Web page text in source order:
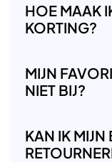
HOE MAAK
KORTING?
MIJN
NIET BIJ?
KAN IK MIJN